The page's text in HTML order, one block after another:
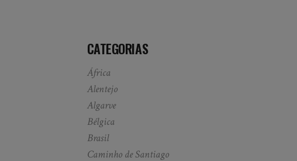
CATEGORIAS
África
Alentejo
Algarve
Bélgica
Brasil
Caminho de Santiago